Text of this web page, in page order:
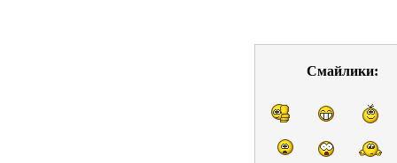
Смайлики: